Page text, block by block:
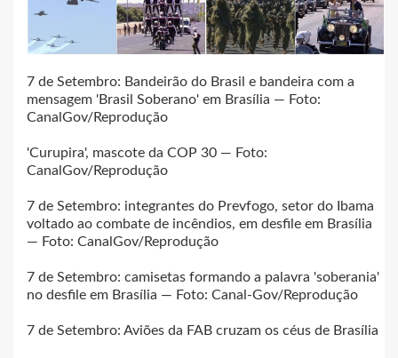
7 de Setembro: Bandeirão do Brasil e bandeira com a
mensagem 'Brasil Soberano' em Brasília — Foto:
CanalGov/Reprodução
'Curupira', mascote da COP 30 — Foto:
CanalGov/Reprodução
7 de Setembro: integrantes do Prevfogo, setor do Ibama
voltado ao combate de incêndios, em desfile em Brasília
— Foto: CanalGov/Reprodução
7 de Setembro: camisetas formando a palavra 'soberania'
no desfile em Brasília — Foto: Canal-Gov/Reprodução
7 de Setembro: Aviões da FAB cruzam os céus de Brasília